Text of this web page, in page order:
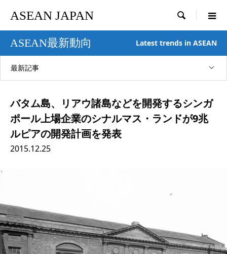
ASEAN JAPAN 
ASEAN最新動向 Latest trends in ASEAN
最新記事
バタム島、リアウ諸島などを開発するシンガ
ポール上場企業のシナルマス・ランドが9兆
ルピアの開発計画を発表
2015.12.25